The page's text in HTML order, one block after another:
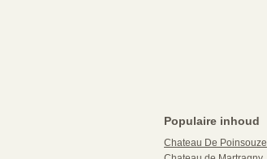
Populaire inhoud
Chateau De Poinsouze